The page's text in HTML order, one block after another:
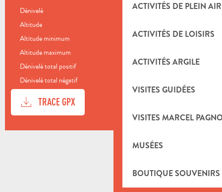
ACTIVITÉS DE PLEIN AIR
ACTIVITÉS DE LOISIRS
ACTIVITÉS ARGILE
VISITES GUIDÉES
VISITES MARCEL
MUSÉES
BOUTIQUE
Dénivelé 1259 m
Altitude
Altitude minimum 245 m
Altitude maximum
Dénivelé total positif 1259 m
Dénivelé total négatif -1262 m
DOCUMENTATION
TRACE GPX